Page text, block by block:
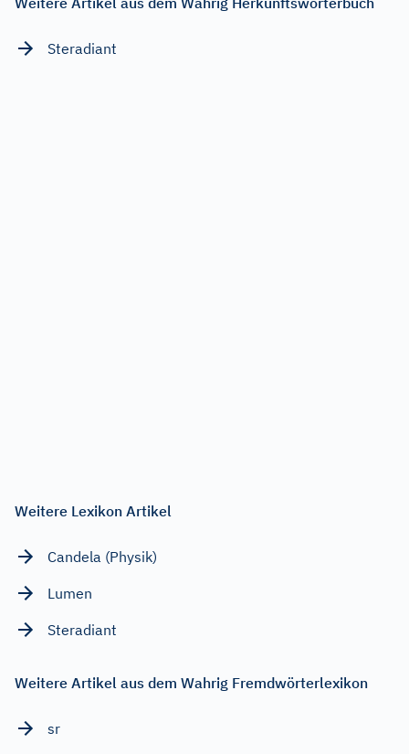
Steradiant
Weitere Lexikon Artikel
Candela (Physik)
Lumen
Steradiant
Weitere Artikel aus dem Wahrig Fremdwörterlexikon
sr